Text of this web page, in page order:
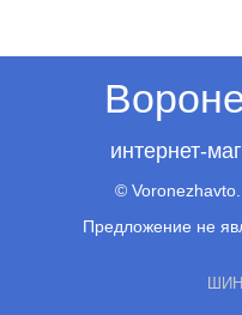
интернет-
©
Предложение не